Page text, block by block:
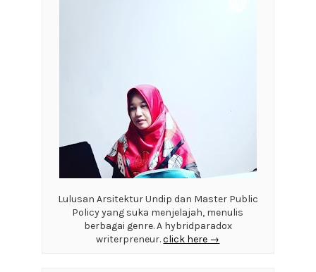
Lulusan Arsitektur Undip dan Master Public
Policy yang suka menjelajah, menulis
berbagai genre. A hybridparadox
writerpreneur.click here →